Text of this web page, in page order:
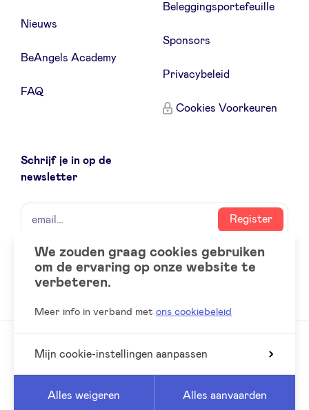
NXT Brussels - Investeerders groep
Privacy Policy
Toegang 'dealflow' investeerder
nl fr
en
Nieuws
BeAngels Academy
FAQ
Beleggingsportefeuille
Sponsors
Privacybeleid
Cookies Voorkeuren
Schrijf je in op de
newsletter
naam
email
Register
Social
accounts
LinkedIn
© 2026 BeAngels, alle rechten voorbehouden
We zouden graag cookies gebruiken
om de ervaring op onze website te
verbeteren.
Meer info in verband met ons cookiebeleid
Mijn cookie-instellingen aanpassen
Alles weigeren Alles aanvaarden